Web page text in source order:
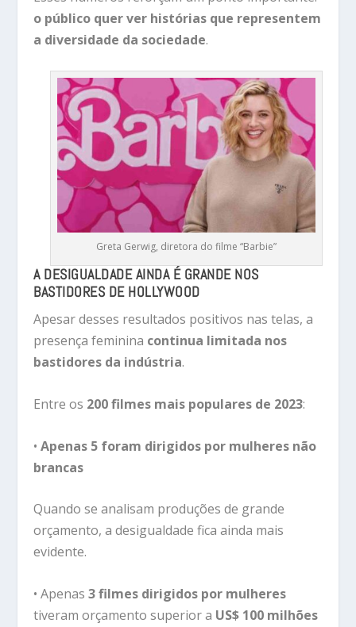
o público quer ver histórias que representem
a diversidade da sociedade.
Greta Gerwig, diretora do filme “Barbie”
A DESIGUALDADE AINDA É GRANDE NOS
BASTIDORES DE HOLLYWOOD
Apesar desses resultados positivos nas telas, a
presença feminina continua limitada nos
bastidores da indústria.
Entre os 200 filmes mais populares de 2023:
•Apenas 5 foram dirigidos por mulheres não
brancas
Quando se analisam produções de grande
orçamento, a desigualdade fica ainda mais
evidente.
• Apenas3 filmes dirigidos por mulheres
tiveram orçamento superior a US$ 100 milhões